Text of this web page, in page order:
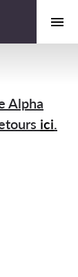
Alpha
ici.